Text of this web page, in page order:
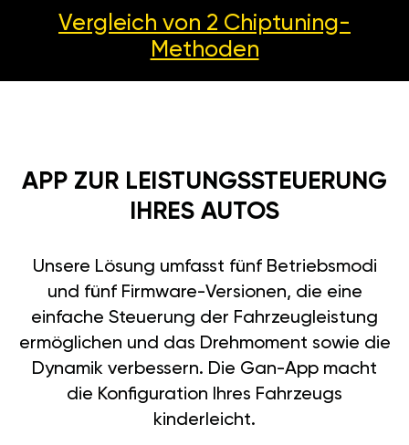
Vergleich von 2 Chiptuning-
Methoden
APP ZUR LEISTUNGSSTEUERUNG
IHRES AUTOS
Unsere Lösung umfasst fünf Betriebsmodi
und fünf Firmware-Versionen, die eine
einfache Steuerung der Fahrzeugleistung
ermöglichen und das Drehmoment sowie die
Dynamik verbessern. Die Gan-App macht
die Konfiguration Ihres Fahrzeugs
kinderleicht.